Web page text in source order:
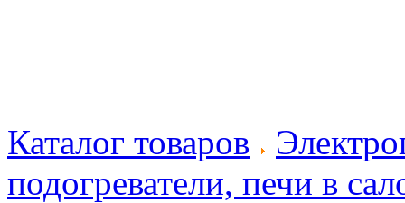
Каталог товаров
подогреватели, печи в